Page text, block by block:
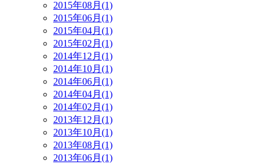
2015年08月(1)
2015年06月(1)
2015年04月(1)
2015年02月(1)
2014年12月(1)
2014年10月(1)
2014年06月(1)
2014年04月(1)
2014年02月(1)
2013年12月(1)
2013年10月(1)
2013年08月(1)
2013年06月(1)